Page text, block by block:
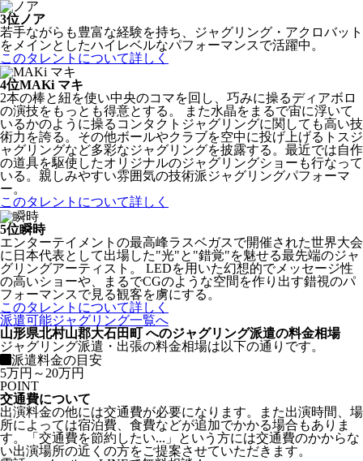
3位 ノア
若手ながらも豊富な経験を持ち、ジャグリング・アクロバット
をメインとしたハイレベルなパフォーマンスで活躍中。
このタレントについて詳しく
4位MAKi マキ
2本の棒と紐を使い中央のコマを回し、巧みに操るディアボロ
の演技をもっとも得意とする。 また水晶をまるで宙に浮いて
いるかのように操るコンタクトジャグリングに関しても高い技
術力を誇る。その他ボールやクラブを空中に投げ上げるトスジ
ャグリングなど多彩なジャグリングを披露する。最近では自作
の道具を駆使したオリジナルのジャグリングショーも行なって
いる。親しみやすい雰囲気の技術派ジャグリングパフォーマ
ー。
このタレントについて詳しく
5位瞬時
エンターテイメントの最高峰ラスベガスで開催された世界大会
に日本代表として出場した"光"と"錯覚"を魅せる最先端のジャ
グリングアーティスト。 LEDを用いた幻想的でメッセージ性
の高いショーや、まるでCGのような空間を作り出す錯視のパ
フォーマンスで見る観客を虜にする。
このタレントについて詳しく
派遣可能ジャグリング一覧へ
山形県北村山郡大石田町 へのジャグリング派遣の料金相場
ジャグリング派遣・出張の料金相場は以下の通りです。
派遣料金の目安
5万円～20万円
POINT
交通費について
出演料金の他には交通費が必要になります。また出演時間、場
所によっては宿泊費、食費などが追加でかかる場合もありま
す。「交通費を節約したい...」という方には交通費のかからな
い出演場所の近くの方をご提案させていただきます。